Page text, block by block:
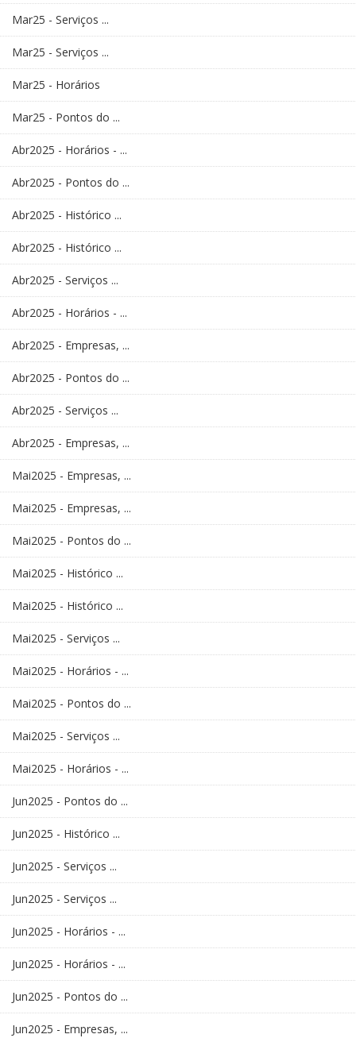
Mar25 - Serviços ...
Mar25 - Serviços ...
Mar25 - Horários
Mar25 - Pontos do ...
Abr2025 - Horários - ...
Abr2025 - Pontos do ...
Abr2025 - Histórico ...
Abr2025 - Histórico ...
Abr2025 - Serviços ...
Abr2025 - Horários - ...
Abr2025 - Empresas, ...
Abr2025 - Pontos do ...
Abr2025 - Serviços ...
Abr2025 - Empresas, ...
Mai2025 - Empresas, ...
Mai2025 - Empresas, ...
Mai2025 - Pontos do ...
Mai2025 - Histórico ...
Mai2025 - Histórico ...
Mai2025 - Serviços ...
Mai2025 - Horários - ...
Mai2025 - Pontos do ...
Mai2025 - Serviços ...
Mai2025 - Horários - ...
Jun2025 - Pontos do ...
Jun2025 - Histórico ...
Jun2025 - Serviços ...
Jun2025 - Serviços ...
Jun2025 - Horários - ...
Jun2025 - Horários - ...
Jun2025 - Pontos do ...
Jun2025 - Empresas, ...